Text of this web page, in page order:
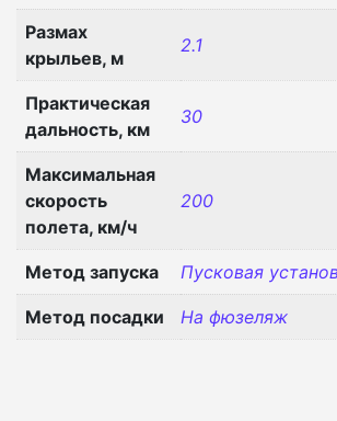
Размах
крыльев, м
2.1
Практическая
дальность, км
30
Максимальная
скорость
полета, км/ч
200
Метод запуска Пусковая
Метод посадки На фюзеляж